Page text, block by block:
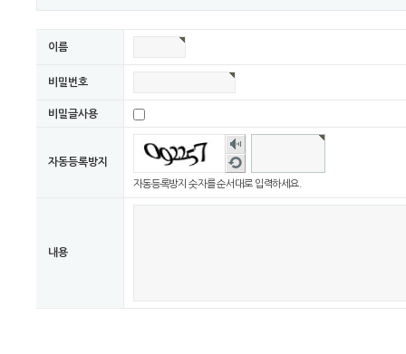
이름
비밀번호
비밀글사용
자동등록방지
숫자
음성
듣기
새로
고침
자동등록방지 숫자를 순서대로 입력하세요.
내용